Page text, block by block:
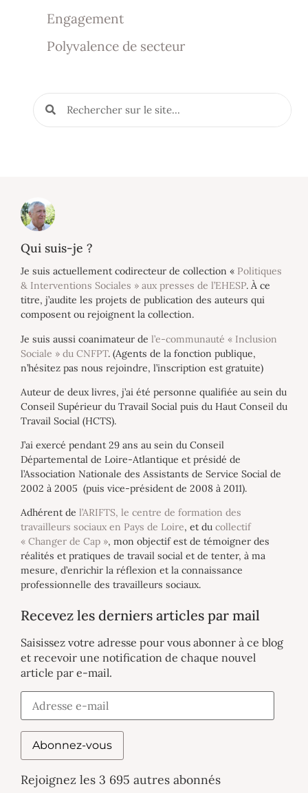
Engagement
Polyvalence de secteur
Qui suis-je ?
Je suis actuellement codirecteur de collection « Politiques
& Interventions Sociales » aux presses de l’EHESP. À ce
titre, j’audite les projets de publication des auteurs qui
composent ou rejoignent la collection.
Je suis aussi coanimateur de l’e-communauté « Inclusion
Sociale » du CNFPT. (Agents de la fonction publique,
n’hésitez pas nous rejoindre, l’inscription est gratuite)
Auteur de deux livres, j’ai été personne qualifiée au sein du
Conseil Supérieur du Travail Social puis du Haut Conseil du
Travail Social (HCTS).
J’ai exercé pendant 29 ans au sein du Conseil
Départemental de Loire-Atlantique et présidé de
l’Association Nationale des Assistants de Service Social de
2002 à 2005 (puis vice-président de 2008 à 2011).
Adhérent de l’ARIFTS, le centre de formation des
travailleurs sociaux en Pays de Loire, et du collectif
« Changer de Cap », mon objectif est de témoigner des
réalités et pratiques de travail social et de tenter, à ma
mesure, d’enrichir la réflexion et la connaissance
professionnelle des travailleurs sociaux.
Recevez les derniers articles par mail
Saisissez votre adresse pour vous abonner à ce blog
et recevoir une notification de chaque nouvel
article par e-mail.
Abonnez-vous
Rejoignez les 3 695 autres abonnés